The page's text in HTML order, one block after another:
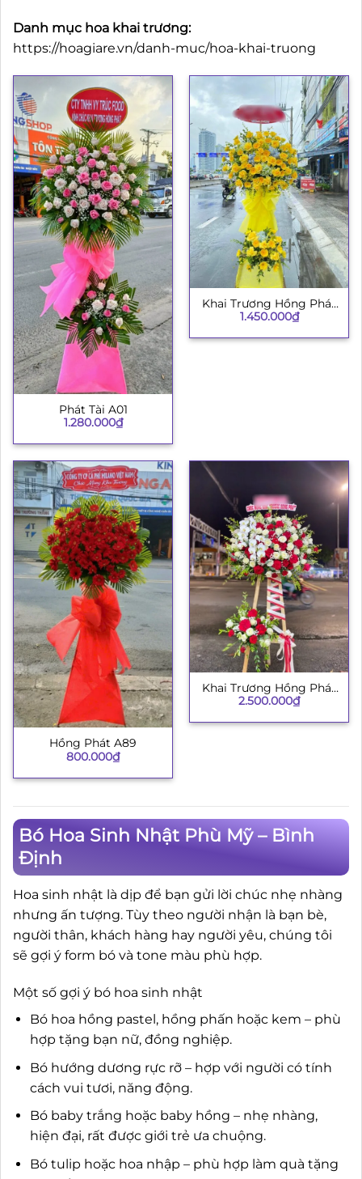
Danh mục hoa khai trương:
https://hoagiare.vn/danh-muc/hoa-khai-truong
Phát Tài A01
1.280.000₫
Khai Trương Hồng Phát
003
1.450.000₫
Hồng Phát A89
800.000₫
Khai Trương Hồng Phát
002
2.500.000₫
Bó Hoa Sinh Nhật Phù Mỹ – Bình
Định
Hoa sinh nhật là dịp để bạn gửi lời chúc nhẹ nhàng
nhưng ấn tượng. Tùy theo người nhận là bạn bè,
người thân, khách hàng hay người yêu, chúng tôi
sẽ gợi ý form bó và tone màu phù hợp.
Một số gợi ý bó hoa sinh nhật
Bó hoa hồng pastel, hồng phấn hoặc kem – phù
hợp tặng bạn nữ, đồng nghiệp.
Bó hướng dương rực rỡ – hợp với người có tính
cách vui tươi, năng động.
Bó baby trắng hoặc baby hồng – nhẹ nhàng,
hiện đại, rất được giới trẻ ưa chuộng.
Bó tulip hoặc hoa nhập – phù hợp làm quà tặng